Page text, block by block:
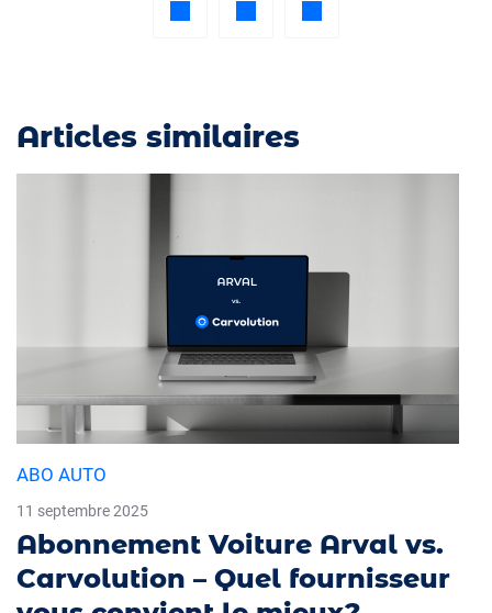
Articles similaires
ABO AUTO
11 septembre 2025
Abonnement Voiture Arval vs.
Carvolution – Quel fournisseur